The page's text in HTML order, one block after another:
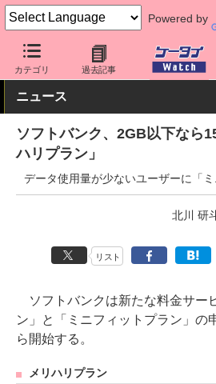
Powered by
カテゴリ 過去記事
ケータイ Watch キャリア ソフトバン
ニュース
ソフトバンク、2GB以下なら
ハリプラン」
データ使用量が少ないユーザーに「
北川 研
リスト
ソフトバンクは新たな料金サー
ン」と「ミニフィットプラン」の
ら開始する。
メリハリプラン